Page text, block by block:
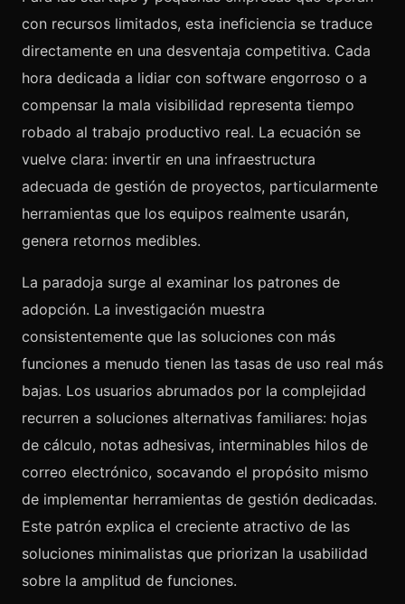
con recursos limitados, esta ineficiencia se traduce
directamente en una desventaja competitiva. Cada
hora dedicada a lidiar con software engorroso o a
compensar la mala visibilidad representa tiempo
robado al trabajo productivo real. La ecuación se
vuelve clara: invertir en una infraestructura
adecuada de gestión de proyectos, particularmente
herramientas que los equipos realmente usarán,
genera retornos medibles.
La paradoja surge al examinar los patrones de
adopción. La investigación muestra
consistentemente que las soluciones con más
funciones a menudo tienen las tasas de uso real más
bajas. Los usuarios abrumados por la complejidad
recurren a soluciones alternativas familiares: hojas
de cálculo, notas adhesivas, interminables hilos de
correo electrónico, socavando el propósito mismo
de implementar herramientas de gestión dedicadas.
Este patrón explica el creciente atractivo de las
soluciones minimalistas que priorizan la usabilidad
sobre la amplitud de funciones.